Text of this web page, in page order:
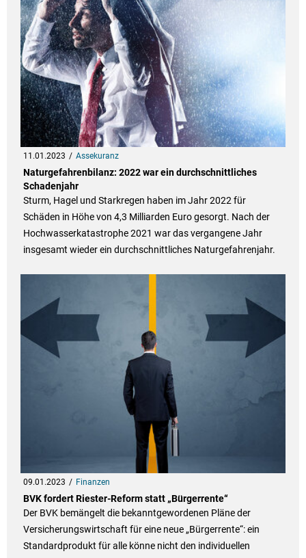
11.01.2023 Assekuranz
Naturgefahrenbilanz: 2022 war ein durchschnittliches
Schadenjahr
Sturm, Hagel und Starkregen haben im Jahr 2022 für
Schäden in Höhe von 4,3 Milliarden Euro gesorgt. Nach der
Hochwasserkatastrophe 2021 war das vergangene Jahr
insgesamt wieder ein durchschnittliches Naturgefahrenjahr.
09.01.2023 Finanzen
BVK fordert Riester-Reform statt „Bürgerrente“
Der BVK bemängelt die bekanntgewordenen Pläne der
Versicherungswirtschaft für eine neue „Bürgerrente“: ein
Standardprodukt für alle könne nicht den individuellen